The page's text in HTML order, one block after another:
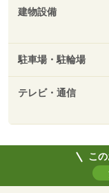
建物設備
駐車場・駐輪場
テレビ・通信
こ